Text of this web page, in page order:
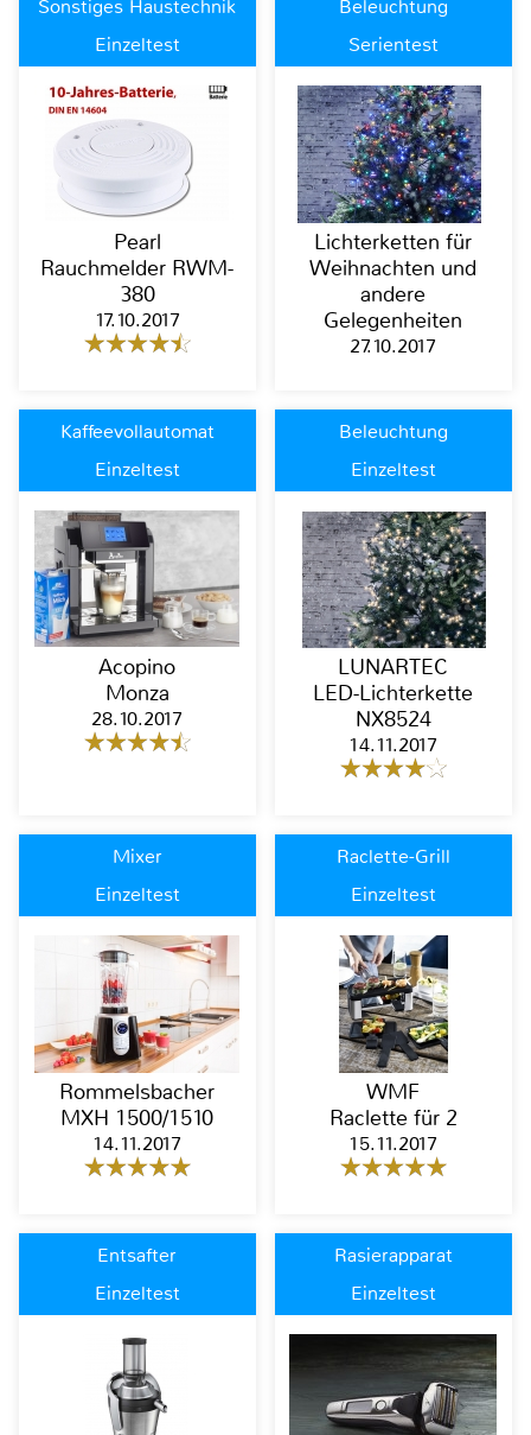
Sonstiges Haustechnik
Einzeltest
Pearl
Rauchmelder RWM-
380
17.10.2017
Beleuchtung
Serientest
Lichterketten für
Weihnachten und
andere
Gelegenheiten
27.10.2017
Kaffeevollautomat
Einzeltest
Acopino
Monza
28.10.2017
Beleuchtung
Einzeltest
LUNARTEC
LED-Lichterkette
NX8524
14.11.2017
Mixer
Einzeltest
Rommelsbacher
MXH 1500/1510
14.11.2017
Raclette-Grill
Einzeltest
WMF
Raclette für 2
15.11.2017
Entsafter
Einzeltest
Rasierapparat
Einzeltest